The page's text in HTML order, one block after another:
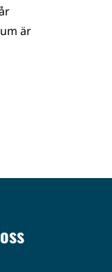
är